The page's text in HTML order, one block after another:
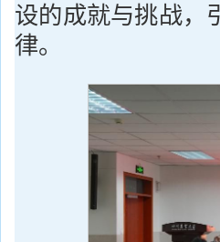
设的成就与挑战，
律。